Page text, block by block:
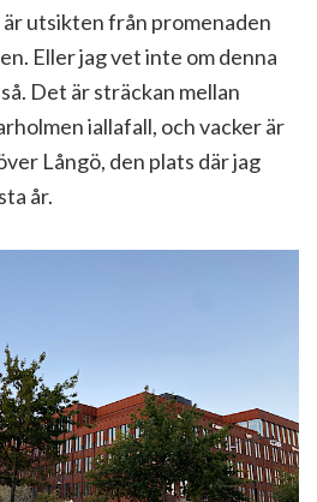
utsikten från promenaden
Eller jag vet inte om denna
Det är sträckan mellan
iallafall, och vacker är
Långö, den plats där jag
år.